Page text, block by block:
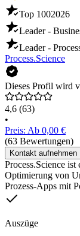
Top 1002026
Leader -
Leader -
Process.Science
Dieses Profil wird
4,6 (63)
•
Preis: Ab 0,00 €
(63 Bewertungen)
Kontakt aufnehmen
Process.Science
Optimierung von
Prozess-Apps mit
Auszüge